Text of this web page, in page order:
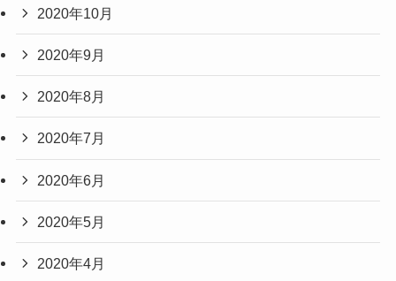
2020年10月
2020年9月
2020年8月
2020年7月
2020年6月
2020年5月
2020年4月